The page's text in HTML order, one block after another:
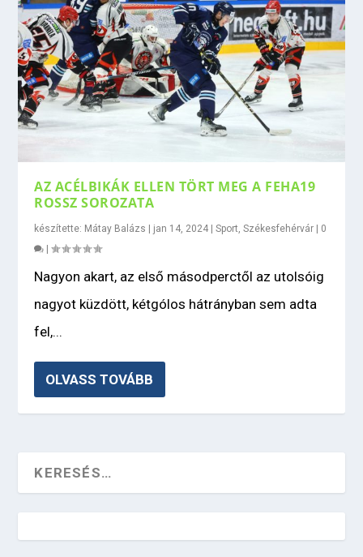
AZ ACÉLBIKÁK ELLEN TÖRT MEG A FEHA19
ROSSZ SOROZATA
készítette: Mátay Balázs | jan 14, 2024 |Sport ,Székesfehérvár | 0
|
Nagyon akart, az első másodperctől az utolsóig
nagyot küzdött, kétgólos hátrányban sem adta
fel,...
OLVASS TOVÁBB